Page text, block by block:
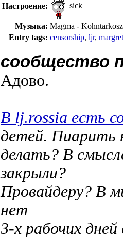
Настроение: sick
Музыка: Magma -
Entry tags: censorship, ljr,
сообщество
Адово.
В lj.rossia есть
детей. Пиарить
делать? В
закрыли?
Провайдеру? В
нет
3-х рабочих дней